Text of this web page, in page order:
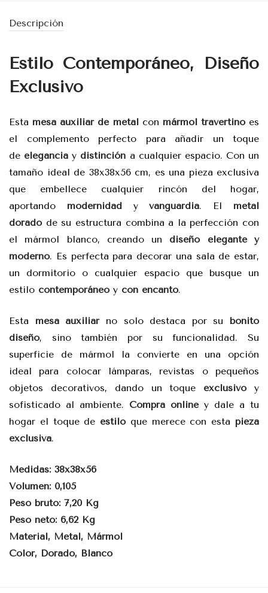
Descripción
Estilo Contemporáneo, Diseño
Exclusivo
Esta mesa auxiliar de metalcon mármol travertinoes
el complemento perfecto para añadir un toque
de elegancia y distinción a cualquier espacio. Con un
tamaño ideal de 38x38x56 cm, es una pieza exclusiva
que embellece cualquier rincón del hogar,
aportando modernidadyvanguardia. El metal
doradode su estructura combina a la perfección con
el mármol blanco, creando un diseño elegante y
moderno. Es perfecta para decorar una sala de estar,
un dormitorio o cualquier espacio que busque un
estilo contemporáneoy con encanto.
Esta mesa auxiliarno solo destaca por su bonito
diseño, sino también por su funcionalidad. Su
superficie de mármol la convierte en una opción
ideal para colocar lámparas, revistas o pequeños
objetos decorativos, dando un toque exclusivoy
sofisticado al ambiente. Compra onliney dale a tu
hogar el toque de estiloque merece con esta pieza
exclusiva.
Medidas: 38x38x56
Volumen: 0,105
Peso bruto: 7,20 Kg
Peso neto: 6,62 Kg
Material, Metal, Mármol
Color, Dorado, Blanco